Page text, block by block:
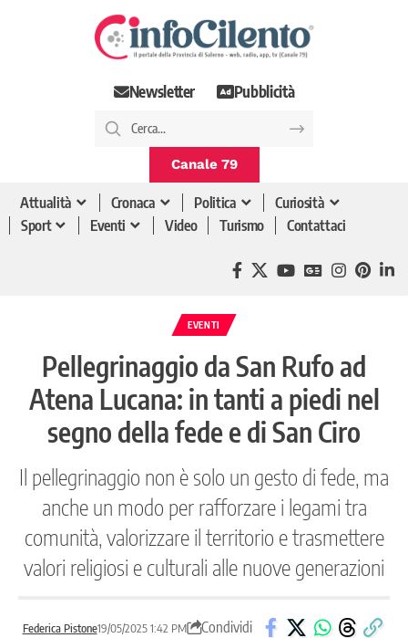
Newsletter Pubblicità
Canale 79
Attualità Cronaca Politica
Curiosità
Sport
Eventi Video Turismo Contattaci
EVENTI
Pellegrinaggio da San Rufo ad
Atena Lucana: in tanti a piedi nel
segno della fede e di San Ciro
Il pellegrinaggio non è solo un gesto di fede, ma
anche un modo per rafforzare i legami tra
comunità, valorizzare il territorio e trasmettere
valori religiosi e culturali alle nuove generazioni
Federica Pistone19/05/2025 1:42 PM Condividi